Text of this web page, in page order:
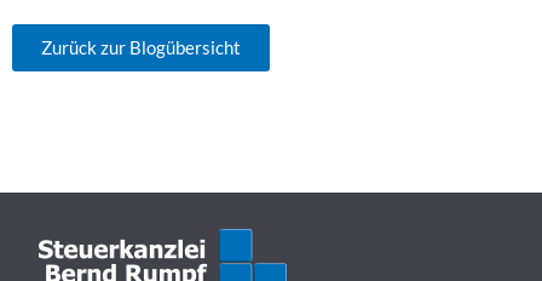
Zurück zur Blogübersicht